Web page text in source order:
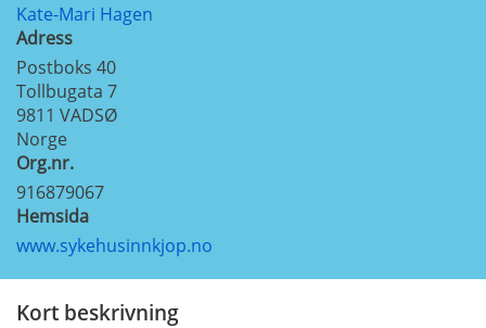
Kate-Mari Hagen
Adress
Postboks 40
Tollbugata 7
9811 VADSØ
Norge
Org.nr.
916879067
Hemsida
www.sykehusinnkjop.no
Kort beskrivning